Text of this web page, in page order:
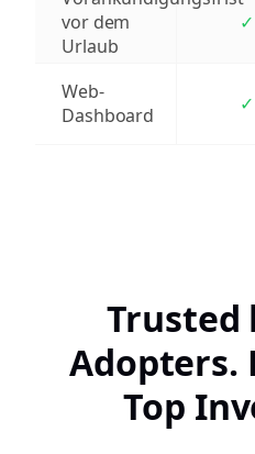
vor dem
Urlaub
✓
Web-
Dashboard
✓
Trusted
Adopters.
Top